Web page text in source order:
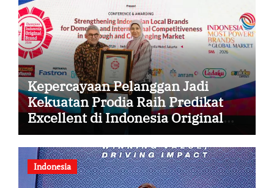
Kepercayaan Pelanggan Jadi
Kekuatan Prodia Raih Predikat
Excellent di Indonesia Original
Brand 2026
Indonesia